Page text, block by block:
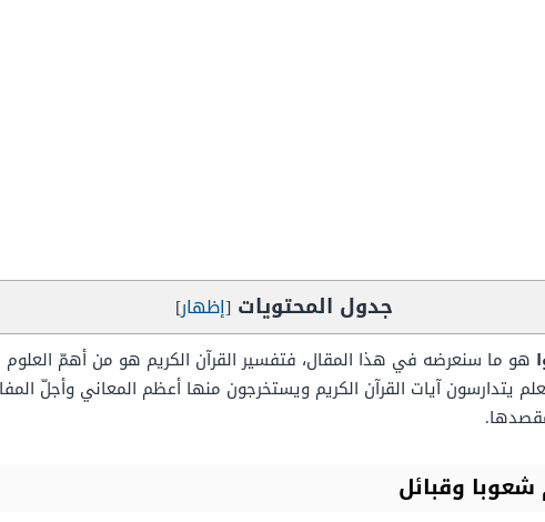
جدول المحتويات [إظهار]
هو ما سنعرضه في هذا المقال، فتفسير القرآن الكريم هو من أهمّ العلوم
يتدارسون آيات القرآن الكريم ويستخرجون منها أعظم المعاني وأجلّ
وقبائل